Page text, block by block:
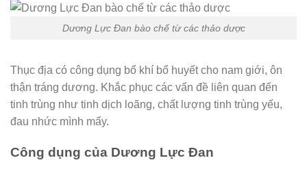
Dương Lực Đan bào chế từ các thảo dược
Thục địa có công dụng bổ khí bổ huyết cho nam giới, ôn
thận tráng dương. Khắc phục các vấn đề liên quan đến
tinh trùng như tinh dịch loãng, chất lượng tinh trùng yếu,
đau nhức mình mẩy.
Công dụng của Dương Lực Đan